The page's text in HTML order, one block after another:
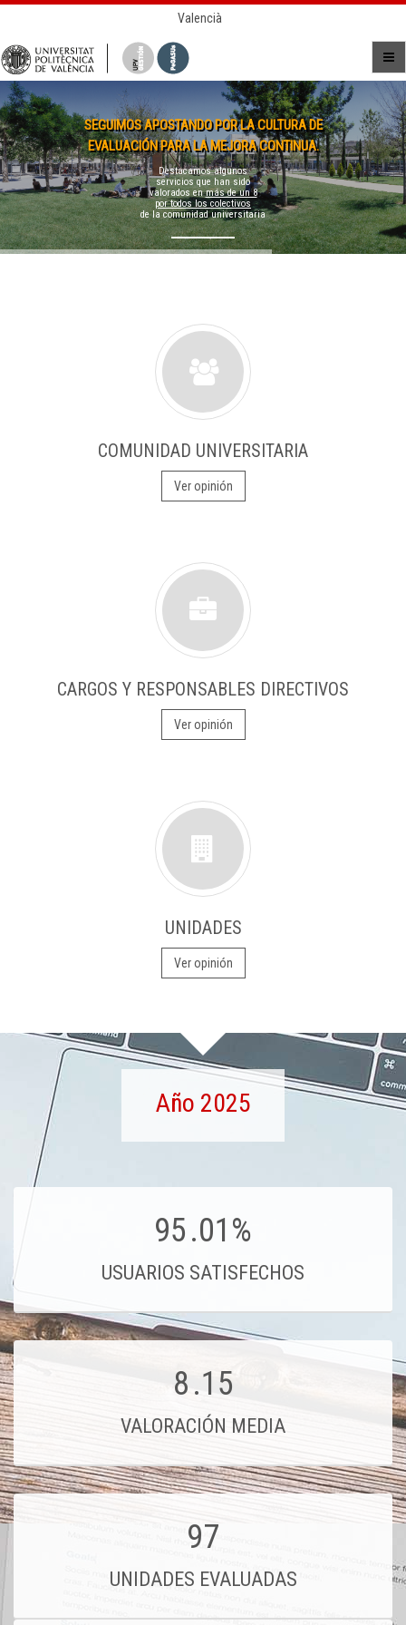
Valencià
SEGUIMOS APOSTANDO POR LA CULTURA DE
EVALUACIÓN PARA LA MEJORA CONTINUA.
Destacamos algunos
servicios que han sido
valorados enmás de un 8
por todos los colectivos
de la comunidad universitaria
COMUNIDAD UNIVERSITARIA
Ver opinión
CARGOS Y RESPONSABLES DIRECTIVOS
Ver opinión
UNIDADES
Ver opinión
Año 2025
95.01%
USUARIOS SATISFECHOS
8.15
VALORACIÓN MEDIA
97
UNIDADES EVALUADAS